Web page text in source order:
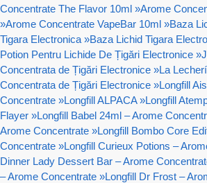
Concentrate The Flavor 10ml »Arome
»Arome Concentrate VapeBar 10ml »Baza
Tigara Electronica »Baza Lichid Tigara
Potion Pentru Lichide De Țigări Electronice »
Concentrata de Țigări Electronice »La
Concentrata de Țigări Electronice »Longfill
Concentrate »Longfill ALPACA »Longfill
Flayer »Longfill Babel 24ml – Arome
Arome Concentrate »Longfill Bombo Core
Concentrate »Longfill Curieux Potions –
Dinner Lady Dessert Bar – Arome
– Arome Concentrate »Longfill Dr Frost –